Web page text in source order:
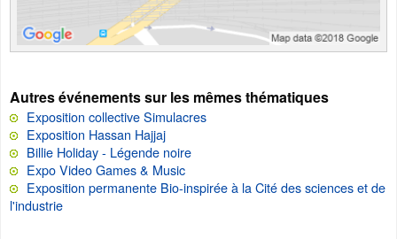
Autres événements sur les mêmes thématiques
Exposition collective Simulacres
Exposition Hassan Hajjaj
Billie Holiday - Légende noire
Expo Video Games & Music
Exposition permanente Bio-inspirée à la Cité des sciences et de
l'industrie